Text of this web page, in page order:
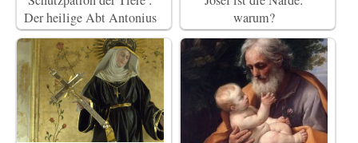
Der heilige Abt Antonius
warum?